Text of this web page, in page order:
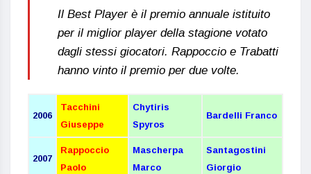
Il Best Player è il premio annuale istituito
per il miglior player della stagione votato
dagli stessi giocatori. Rappoccio e Trabatti
hanno vinto il premio per due volte.
2006
Tacchini
Giuseppe
Chytiris
Spyros
Bardelli Franco
2007
Rappoccio
Paolo
Mascherpa
Marco
Santagostini
Giorgio